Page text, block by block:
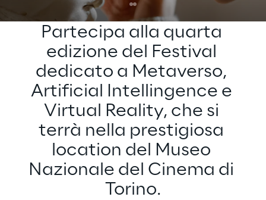
INCONTRA REPLY ALL'AI & VR FESTIVAL
Partecipa alla quarta
edizione del Festival
dedicato a Metaverso,
Artificial Intellingence e
Virtual Reality, che si
terrà nella prestigiosa
location del Museo
Nazionale del Cinema di
Torino.